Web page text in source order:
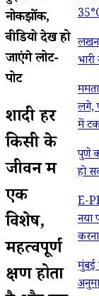
नोकझोंक,
वीडियो देख हो
जाएंगे लोट-
पोट
शादी हर
किसी के
जीवन में
एक
विशेष,
महत्वपूर्ण
क्षण होता
लगे,
में
पुणे
हो
E-
नया
मुंबई